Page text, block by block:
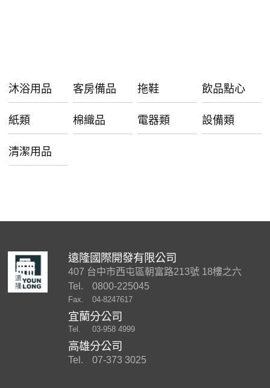
沐浴用品 客房備品 拖鞋 飲品點心
紙類 棉織品 電器類 設備類
清潔用品
遠隆國際開發有限公司
407 台中市西屯區朝富路213號 18樓之六
Tel.
0800-225045
Fax. 04-8247617
宜蘭分公司
Tel. 03-958 4999
高雄分公司
Tel. 07-373 3025